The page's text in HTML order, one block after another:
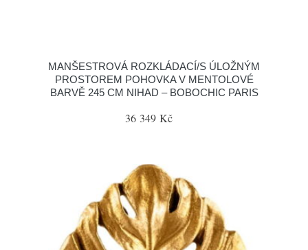
MANŠESTROVÁ ROZKLÁDACÍ/S ÚLOŽNÝM
PROSTOREM POHOVKA V MENTOLOVÉ
BARVĚ 245 CM NIHAD – BOBOCHIC PARIS
36 349 Kč